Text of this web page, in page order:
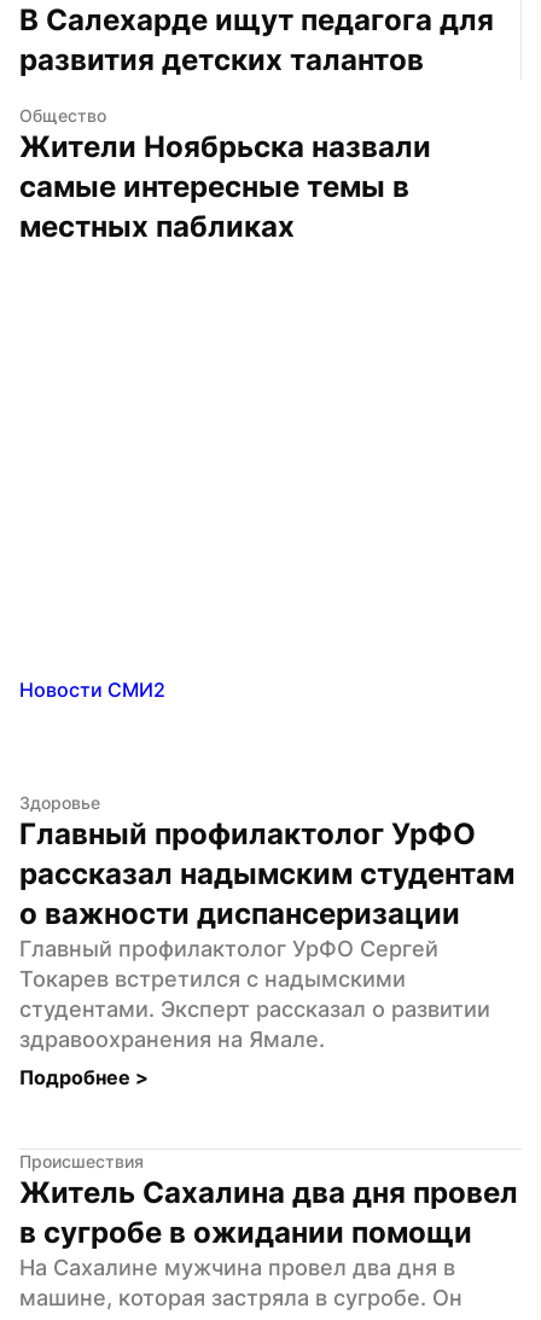
В Салехарде ищут педагога для
развития детских талантов
Общество
Жители Ноябрьска назвали
самые интересные темы в
местных пабликах
Новости СМИ2
Здоровье
Главный профилактолог УрФО
рассказал надымским студентам
о важности диспансеризации
Главный профилактолог УрФО Сергей
Токарев встретился с надымскими
студентами. Эксперт рассказал о развитии
здравоохранения на Ямале.
Подробнее >
Происшествия
Житель Сахалина два дня провел
в сугробе в ожидании помощи
На Сахалине мужчина провел два дня в
машине, которая застряла в сугробе. Он